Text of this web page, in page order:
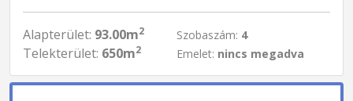
Alapterület: 93.00m2
Telekterület: 650m2
Szobaszám: 4
Emelet: nincs megadva